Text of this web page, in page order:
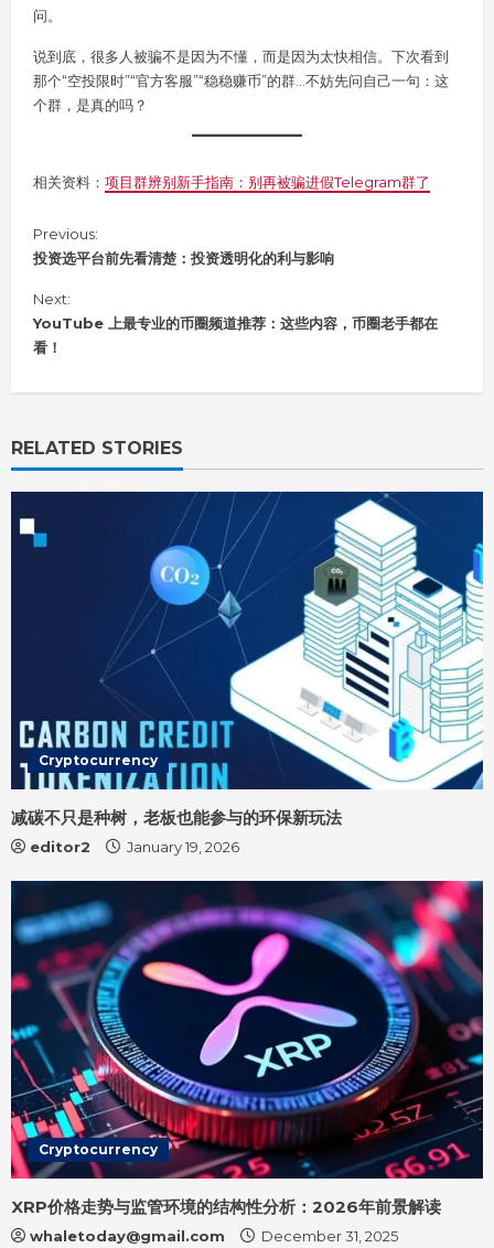
问。
说到底，很多人被骗不是因为不懂，而是因为太快相信。下次看到
那个“空投限时”“官方客服”“稳稳赚币”的群…不妨先问自己一句：这
个群，是真的吗？
相关资料： 项目群辨别新手指南：别再被骗进假Telegram群了
C
o
t
i
n
e
e
a
d
n
Previous:
投资选平台前先看清楚：投资透明化的利与影响
Next:
YouTube 上最专业的币圈频道推荐：这些内容，币圈老手都在
看！
RELATED STORIES
Cryptocurrency
减碳不只是种树，老板也能参与的环保新玩法
editor2 January 19, 2026
Cryptocurrency
XRP价格走势与监管环境的结构性分析：2026年前景解读
whaletoday@gmail.com December 31, 2025